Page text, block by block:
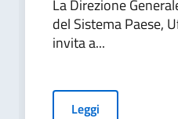
La Direzione
del Sistema Paese,
invita a...
Leggi